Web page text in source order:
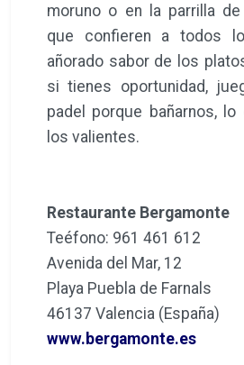
moruno o en la parrilla de
que confieren a todos
añorado sabor de los
si tienes oportunidad,
padel porque bañarnos, lo
los valientes.
Restaurante Bergamonte
Teéfono: 961 461 612
Avenida del Mar, 12
Playa Puebla de Farnals
46137 Valencia (España)
www.bergamonte.es